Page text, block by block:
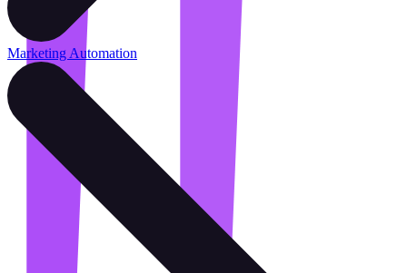
Marketing Automation